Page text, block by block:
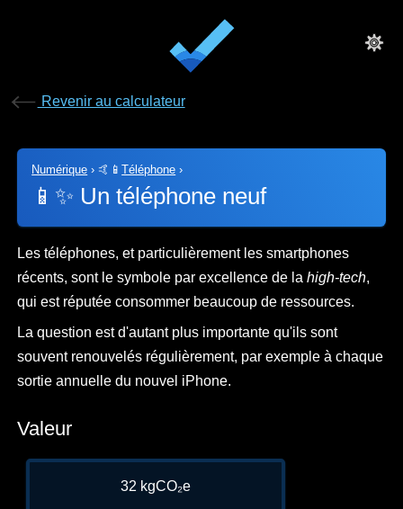
Revenir au calculateur
Numérique ›🤙📱Téléphone ›
📱✨ Un téléphone neuf
Les téléphones, et particulièrement les smartphones
récents, sont le symbole par excellence de lahigh-tech,
qui est réputée consommer beaucoup de ressources.
La question est d'autant plus importante qu'ils sont
souvent renouvelés régulièrement, par exemple à chaque
sortie annuelle du nouvel iPhone.
Valeur
32 kgCO₂e